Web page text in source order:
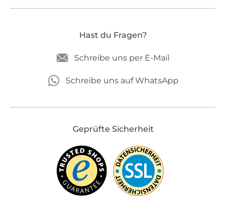
Hast du Fragen?
Schreibe uns per E-Mail
Schreibe uns auf WhatsApp
Geprüfte Sicherheit